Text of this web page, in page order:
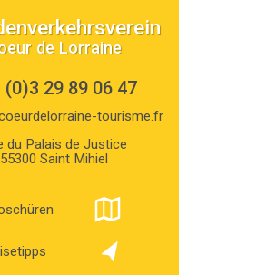
de Lorraine
(0)3 29 89 06 47
tourisme.fr
du Palais de Justice
55300 Saint Mihiel